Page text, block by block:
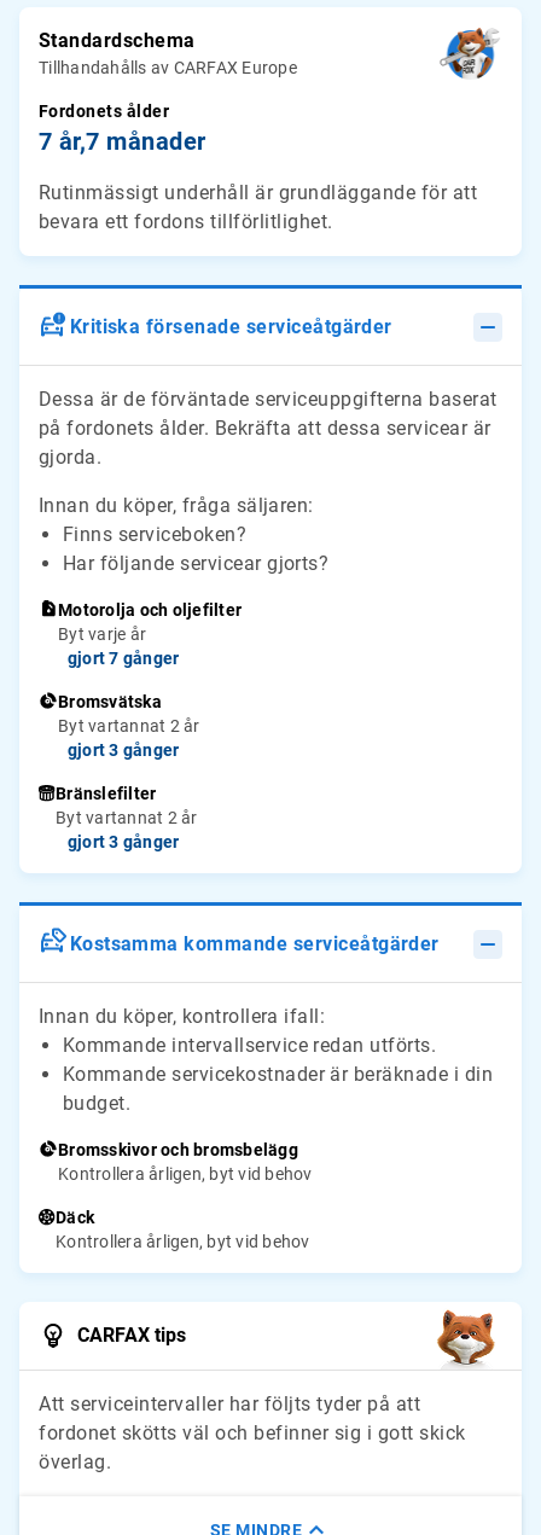
Standardschema
Tillhandahålls av CARFAX Europe
Fordonets ålder
7 år,7 månader
Rutinmässigt underhåll är grundläggande för att
bevara ett fordons tillförlitlighet.
Kritiska försenade serviceåtgärder
Dessa är de förväntade serviceuppgifterna baserat
på fordonets ålder. Bekräfta att dessa servicear är
gjorda.
Innan du köper, fråga säljaren:
Finns serviceboken?
Har följande servicear gjorts?
Motorolja och oljefilter
Byt varje år
gjort 7 gånger
Bromsvätska
Byt vartannat 2 år
gjort 3 gånger
Bränslefilter
Byt vartannat 2 år
gjort 3 gånger
Kostsamma kommande serviceåtgärder
Innan du köper, kontrollera ifall:
Kommande intervallservice redan utförts.
Kommande servicekostnader är beräknade i din
budget.
Bromsskivor och bromsbelägg
Kontrollera årligen, byt vid behov
Däck
Kontrollera årligen, byt vid behov
CARFAX tips
Att serviceintervaller har följts tyder på att
fordonet skötts väl och befinner sig i gott skick
överlag.
SE MINDRE